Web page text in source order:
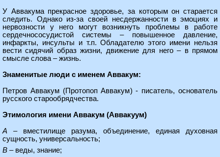
У Аввакума прекрасное здоровье, за которым он старается
следить. Однако из-за своей несдержанности в эмоциях и
нервозности у него могут возникнуть проблемы в работе
сердечнососудистой системы – повышенное давление,
инфаркты, инсульты и т.п. Обладателю этого имени нельзя
вести сидячий образ жизни, движение для него – в прямом
смысле слова – жизнь.
Знаменитые люди с именем Аввакум:
Петров Аввакум (Протопоп Аввакум) - писатель, основатель
русского старообрядчества.
Этимология имени Аввакум (Аввакуум)
А – вместилище разума, объединение, единая духовная
сущность, универсальность;
В – веды, знание;